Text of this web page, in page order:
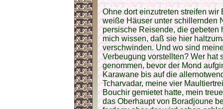
Ohne dort einzutreten streifen
weiße Häuser unter schillernden
persische Reisende, die gebeten
mich wissen, daß sie hier
verschwinden. Und wo sind
Verbeugung vorstellten? Wer
genommen, bevor der Mond
Karawane bis auf die
Tcharvadar, meine vier
Bouchir gemietet hatte, mein
das Oberhaupt von Boradjoune